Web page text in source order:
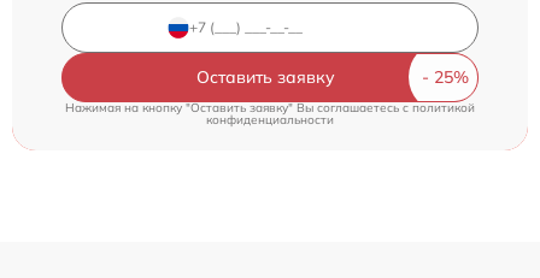
Оставить заявку
Нажимая на кнопку "Оставить заявку" Вы соглашаетесь cполитикой
конфиденциальности